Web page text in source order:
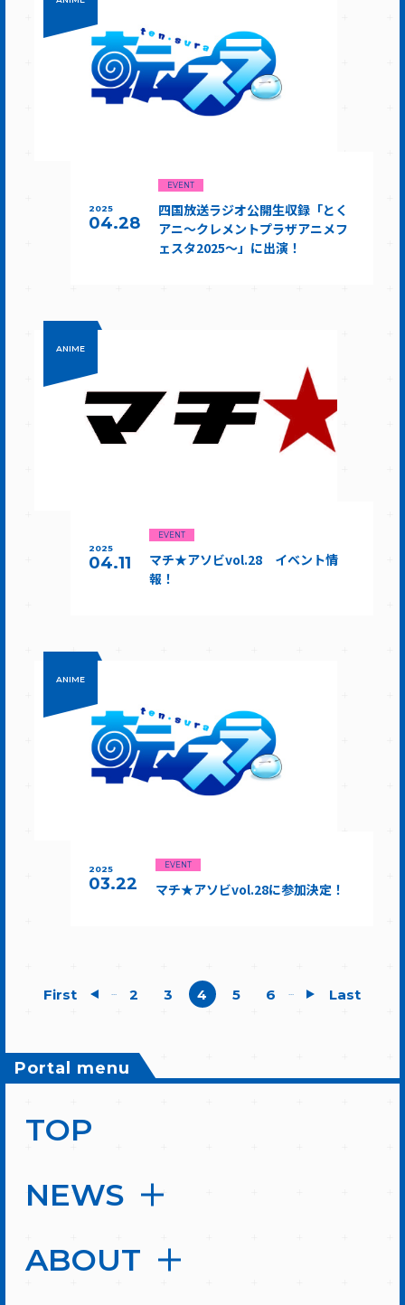
2025
04.28
EVENT
四国放送ラジオ公開生収録「とく
アニ～クレメントプラザアニメフ
ェスタ2025～」に出演！
ANIME
2025
04.11
EVENT
マチ★アソビvol.28 イベント情
報！
ANIME
2025
03.22
EVENT
マチ★アソビvol.28に参加決定！
First ... 2 3 4 5 6 ... Last
Portal menu
TOP
NEWS
ABOUT